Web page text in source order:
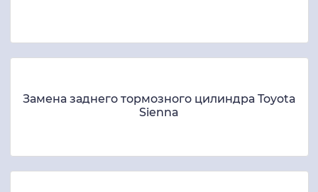
Замена заднего тормозного цилиндра Toyota
Sienna